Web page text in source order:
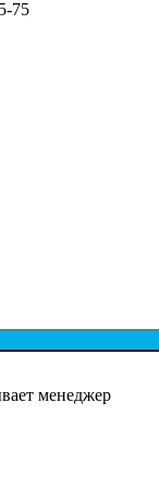
75
менеджер